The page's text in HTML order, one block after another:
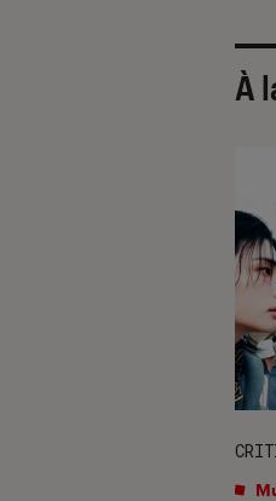
À